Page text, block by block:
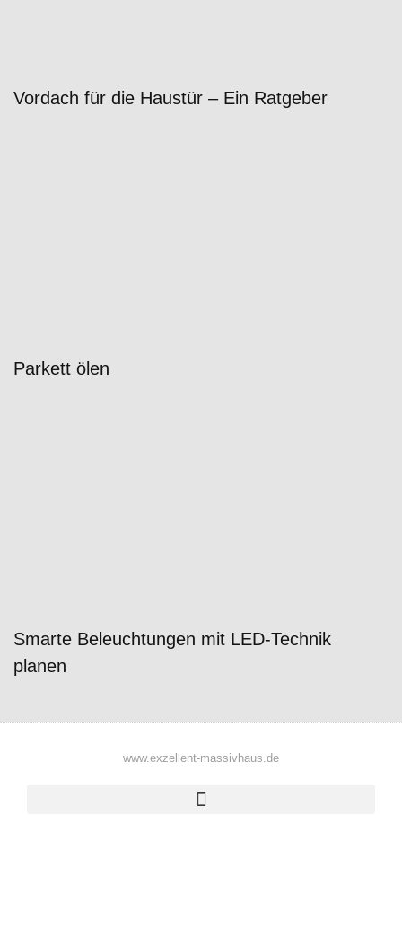
Vordach für die Haustür – Ein Ratgeber
Parkett ölen
Smarte Beleuchtungen mit LED-Technik
planen
www.exzellent-massivhaus.de